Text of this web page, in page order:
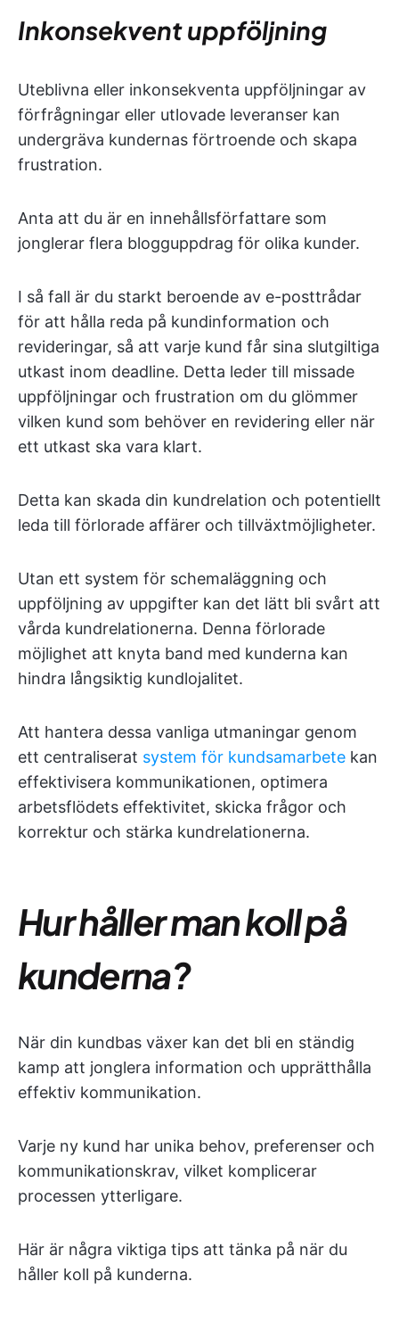
Inkonsekvent uppföljning
Uteblivna eller inkonsekventa uppföljningar av
förfrågningar eller utlovade leveranser kan
undergräva kundernas förtroende och skapa
frustration.
Anta att du är en innehållsförfattare som
jonglerar flera blogguppdrag för olika kunder.
I så fall är du starkt beroende av e-posttrådar
för att hålla reda på kundinformation och
revideringar, så att varje kund får sina slutgiltiga
utkast inom deadline. Detta leder till missade
uppföljningar och frustration om du glömmer
vilken kund som behöver en revidering eller när
ett utkast ska vara klart.
Detta kan skada din kundrelation och potentiellt
leda till förlorade affärer och tillväxtmöjligheter.
Utan ett system för schemaläggning och
uppföljning av uppgifter kan det lätt bli svårt att
vårda kundrelationerna. Denna förlorade
möjlighet att knyta band med kunderna kan
hindra långsiktig kundlojalitet.
Att hantera dessa vanliga utmaningar genom
ett centraliserat system för kundsamarbete kan
effektivisera kommunikationen, optimera
arbetsflödets effektivitet, skicka frågor och
korrektur och stärka kundrelationerna.
Hur håller man koll på
kunderna?
När din kundbas växer kan det bli en ständig
kamp att jonglera information och upprätthålla
effektiv kommunikation.
Varje ny kund har unika behov, preferenser och
kommunikationskrav, vilket komplicerar
processen ytterligare.
Här är några viktiga tips att tänka på när du
håller koll på kunderna.